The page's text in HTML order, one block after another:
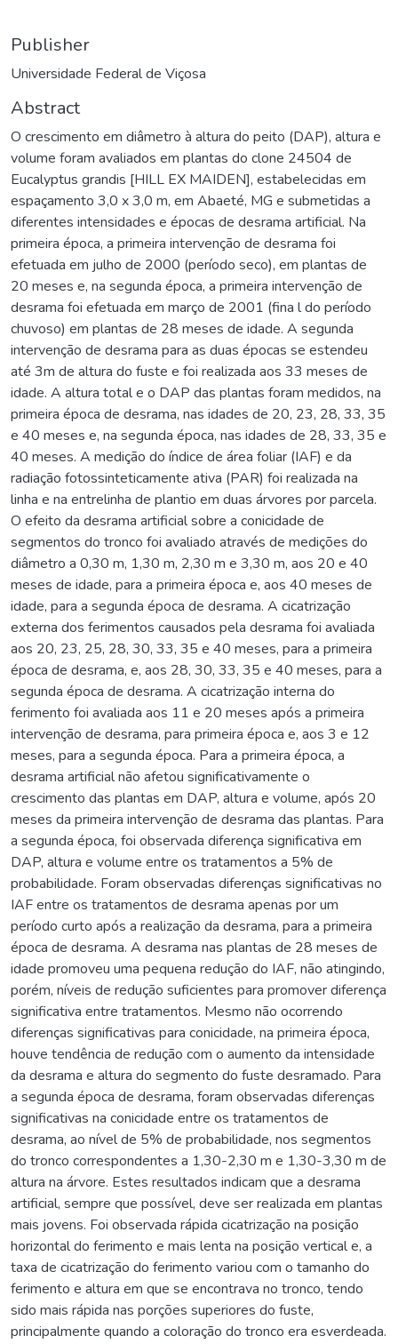
Publisher
Universidade Federal de Viçosa
Abstract
O crescimento em diâmetro à altura do peito (DAP), altura e
volume foram avaliados em plantas do clone 24504 de
Eucalyptus grandis [HILL EX MAIDEN], estabelecidas em
espaçamento 3,0 x 3,0 m, em Abaeté, MG e submetidas a
diferentes intensidades e épocas de desrama artificial. Na
primeira época, a primeira intervenção de desrama foi
efetuada em julho de 2000 (período seco), em plantas de
20 meses e, na segunda época, a primeira intervenção de
desrama foi efetuada em março de 2001 (fina l do período
chuvoso) em plantas de 28 meses de idade. A segunda
intervenção de desrama para as duas épocas se estendeu
até 3m de altura do fuste e foi realizada aos 33 meses de
idade. A altura total e o DAP das plantas foram medidos, na
primeira época de desrama, nas idades de 20, 23, 28, 33, 35
e 40 meses e, na segunda época, nas idades de 28, 33, 35 e
40 meses. A medição do índice de área foliar (IAF) e da
radiação fotossinteticamente ativa (PAR) foi realizada na
linha e na entrelinha de plantio em duas árvores por parcela.
O efeito da desrama artificial sobre a conicidade de
segmentos do tronco foi avaliado através de medições do
diâmetro a 0,30 m, 1,30 m, 2,30 m e 3,30 m, aos 20 e 40
meses de idade, para a primeira época e, aos 40 meses de
idade, para a segunda época de desrama. A cicatrização
externa dos ferimentos causados pela desrama foi avaliada
aos 20, 23, 25, 28, 30, 33, 35 e 40 meses, para a primeira
época de desrama, e, aos 28, 30, 33, 35 e 40 meses, para a
segunda época de desrama. A cicatrização interna do
ferimento foi avaliada aos 11 e 20 meses após a primeira
intervenção de desrama, para primeira época e, aos 3 e 12
meses, para a segunda época. Para a primeira época, a
desrama artificial não afetou significativamente o
crescimento das plantas em DAP, altura e volume, após 20
meses da primeira intervenção de desrama das plantas. Para
a segunda época, foi observada diferença significativa em
DAP, altura e volume entre os tratamentos a 5% de
probabilidade. Foram observadas diferenças significativas no
IAF entre os tratamentos de desrama apenas por um
período curto após a realização da desrama, para a primeira
época de desrama. A desrama nas plantas de 28 meses de
idade promoveu uma pequena redução do IAF, não atingindo,
porém, níveis de redução suficientes para promover diferença
significativa entre tratamentos. Mesmo não ocorrendo
diferenças significativas para conicidade, na primeira época,
houve tendência de redução com o aumento da intensidade
da desrama e altura do segmento do fuste desramado. Para
a segunda época de desrama, foram observadas diferenças
significativas na conicidade entre os tratamentos de
desrama, ao nível de 5% de probabilidade, nos segmentos
do tronco correspondentes a 1,30-2,30 m e 1,30-3,30 m de
altura na árvore. Estes resultados indicam que a desrama
artificial, sempre que possível, deve ser realizada em plantas
mais jovens. Foi observada rápida cicatrização na posição
horizontal do ferimento e mais lenta na posição vertical e, a
taxa de cicatrização do ferimento variou com o tamanho do
ferimento e altura em que se encontrava no tronco, tendo
sido mais rápida nas porções superiores do fuste,
principalmente quando a coloração do tronco era esverdeada.